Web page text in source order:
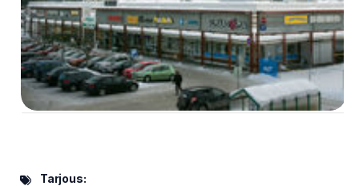
Tarjous: